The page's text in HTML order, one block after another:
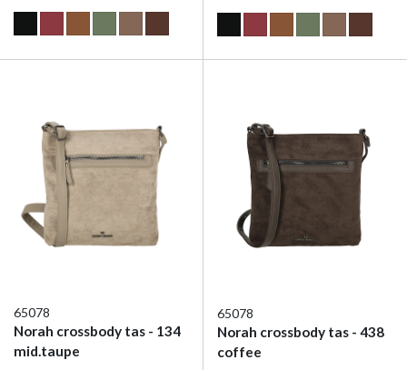
65078
Norah crossbody tas - 134
mid.taupe
65078
Norah crossbody tas - 438
coffee